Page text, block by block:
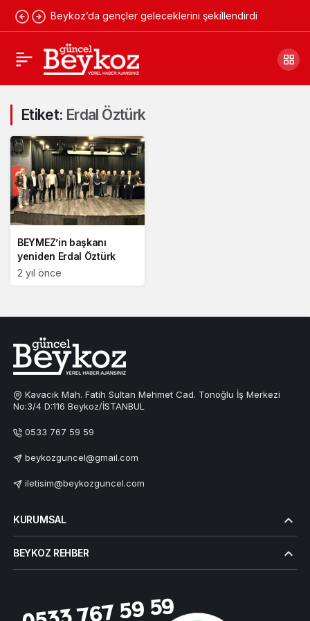
Beykoz’da gençler geleceklerini şekillendirdi
Etiket: Erdal Öztürk
BEYMEZ’in başkanı
yeniden Erdal Öztürk
2 yıl önce
Kavacık Mah. Fatih Sultan Mehmet Cad. Tonoğlu İş Merkezi
No:3/4 D:116 Beykoz/İSTANBUL
0533 767 59 59
beykozguncel@gmail.com
iletisim@beykozguncel.com
KURUMSAL
BEYKOZ REHBER